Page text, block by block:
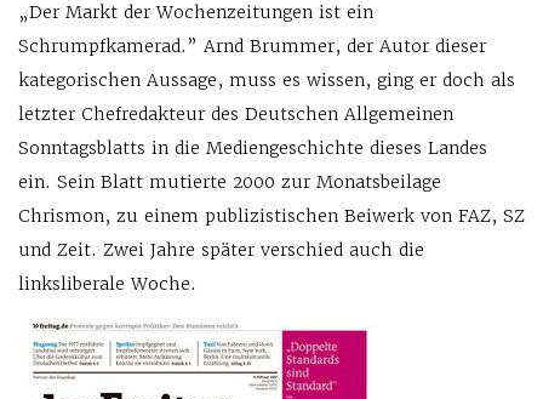
„Der Markt der Wochenzeitungen ist ein
Schrumpfkamerad.” Arnd Brummer, der Autor dieser
kategorischen Aussage, muss es wissen, ging er doch als
letzter Chefredakteur des Deutschen Allgemeinen
Sonntagsblatts in die Mediengeschichte dieses Landes
ein. Sein Blatt mutierte 2000 zur Monatsbeilage
Chrismon, zu einem publizistischen Beiwerk von FAZ, SZ
und Zeit. Zwei Jahre später verschied auch die
linksliberale Woche.